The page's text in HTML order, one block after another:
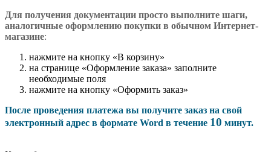
Для получения документации просто выполните шаги,
аналогичные оформлению покупки в обычном Интернет-
магазине:
нажмите на кнопку «В корзину»
на странице «Оформление заказа» заполните
необходимые поля
нажмите на кнопку «Оформить заказ»
После проведения платежа вы получите заказ на свой
электронный адрес в формате Word в течение 10 минут.